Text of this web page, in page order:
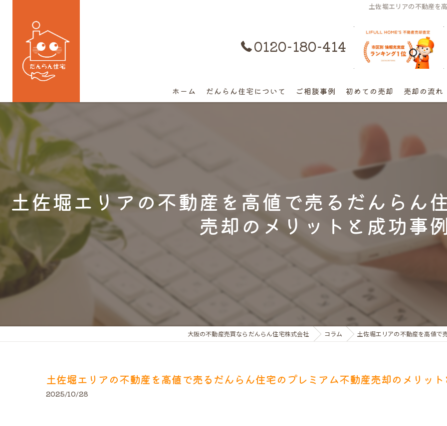
土佐堀エリアの不動産を
0120-180-414 購入はコチラ
ホーム だんらん住宅について ご相談事例
離婚不動産の売却相談
高額早期売却の相談
終活売却の相談
空き家の相談
マンショントラブルでの買替え相談
初めての売却 売却の流れ
土佐堀エリアの不動産を高値で売るだんらん
売却のメリットと成功事
大阪の不動産売買ならだんらん住宅株式会社 コラム 土佐堀エリアの不動産を高値で
土佐堀エリアの不動産を高値で売るだんらん住宅のプレミアム不動産売却のメリッ
2025/10/28